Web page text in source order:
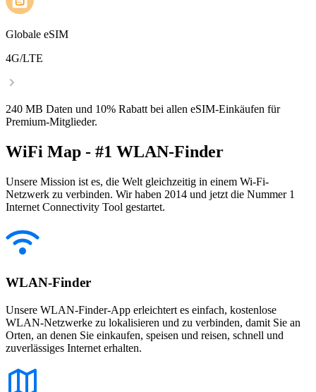
Globale eSIM
4G/LTE
240 MB Daten und 10% Rabatt bei allen eSIM-Einkäufen für
Premium-Mitglieder.
WiFi Map - #1 WLAN-Finder
Unsere Mission ist es, die Welt gleichzeitig in einem Wi-Fi-
Netzwerk zu verbinden. Wir haben 2014 und jetzt die Nummer 1
Internet Connectivity Tool gestartet.
WLAN-Finder
Unsere WLAN-Finder-App erleichtert es einfach, kostenlose
WLAN-Netzwerke zu lokalisieren und zu verbinden, damit Sie an
Orten, an denen Sie einkaufen, speisen und reisen, schnell und
zuverlässiges Internet erhalten.